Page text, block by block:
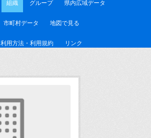
組織 グループ 県内広域データ
市町村データ 地図で見る
利用方法・利用規約 リンク